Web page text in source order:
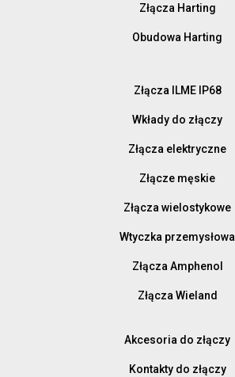
Złącza Harting
Obudowa Harting
Złącza ILME IP68
Wkłady do złączy
Złącza elektryczne
Złącze męskie
Złącza wielostykowe
Wtyczka przemysłowa
Złącza Amphenol
Złącza Wieland
Akcesoria do złączy
Kontakty do złączy